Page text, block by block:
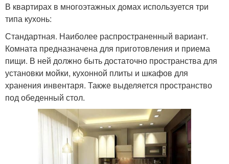
В квартирах в многоэтажных домах используется три
типа кухонь:
Стандартная. Наиболее распространенный вариант.
Комната предназначена для приготовления и приема
пищи. В ней должно быть достаточно пространства для
установки мойки, кухонной плиты и шкафов для
хранения инвентаря. Также выделяется пространство
под обеденный стол.